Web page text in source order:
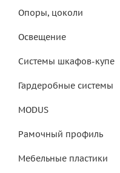
Опоры, цоколи
Освещение
Системы шкафов-купе
Гардеробные системы
MODUS
Рамочный профиль
Мебельные пластики